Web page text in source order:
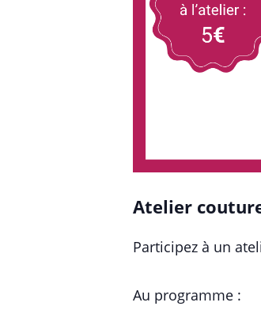
Atelier
Participez à un
Au programme :